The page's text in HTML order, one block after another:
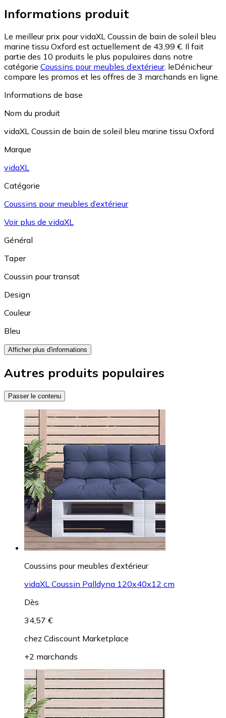
Informations produit
Le meilleur prix pour vidaXL Coussin de bain de soleil bleu
marine tissu Oxford est actuellement de 43,99 €. Il fait
partie des 10 produits le plus populaires dans notre
catégorie Coussins pour meubles d’extérieur. leDénicheur
compare les promos et les offres de 3 marchands en ligne.
Informations de base
Nom du produit
vidaXL Coussin de bain de soleil bleu marine tissu Oxford
Marque
vidaXL
Catégorie
Coussins pour meubles d’extérieur
Voir plus de vidaXL
Général
Taper
Coussin pour transat
Design
Couleur
Bleu
Afficher plus d'informations
Autres produits populaires
Passer le contenu
Coussins pour meubles d’extérieur
vidaXL Coussin Palldyna 120x40x12 cm
Dès
34,57 €
chez Cdiscount Marketplace
+2 marchands